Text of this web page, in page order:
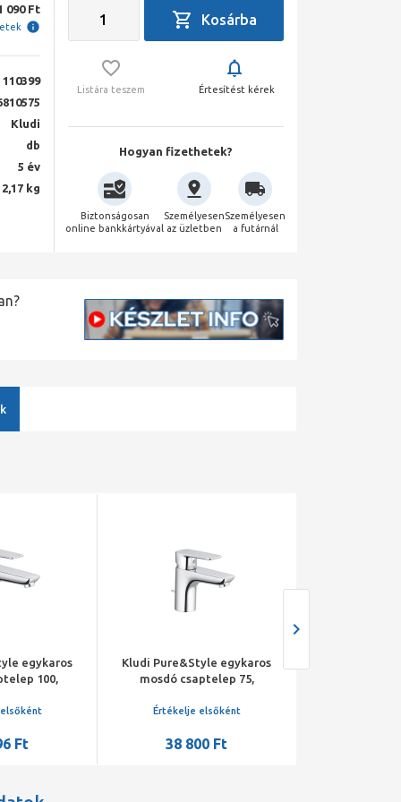
090 Ft
110399
Kludi
db
5 év
2,17 kg
Listára teszem Értesítést kérek
Hogyan fizethetek?
Biztonságosan
online bankkártyával
Személyesen
az üzletben
Személyesen
a futárnál
egykaros
100,
Ft
Kludi Pure&Style egykaros
mosdó csaptelep 75,
Értékelje elsőként
38 800 Ft